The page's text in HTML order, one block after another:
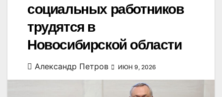
социальных работников
трудятся в
Новосибирской области
Александр Петров ИЮН 9, 2026